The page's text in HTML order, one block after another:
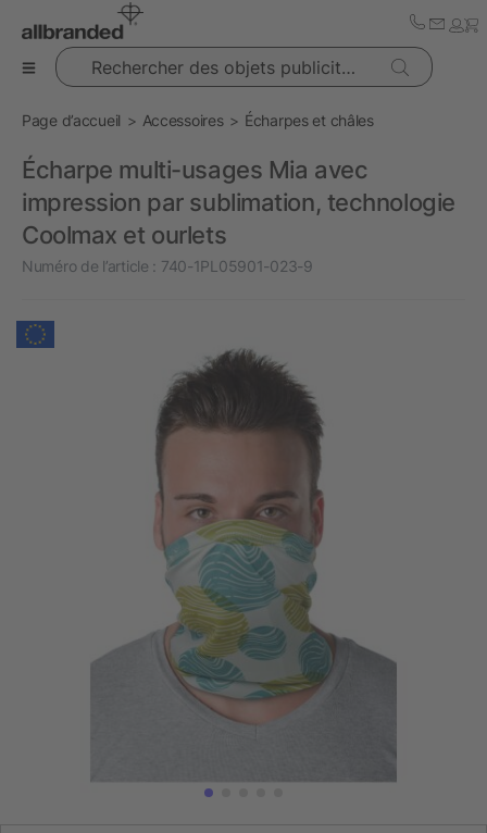
Rechercher des objets publicitaires
Page d’accueil Accessoires Écharpes et châles
Écharpe multi-usages Mia avec
impression par sublimation, technologie
Coolmax et ourlets
Numéro de l’article : 740-1PL05901-023-9